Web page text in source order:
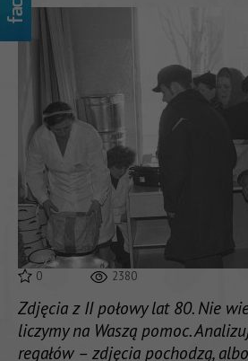
0 2380
Zdjęcia z II połowy lat 80. Nie
liczymy na Waszą pomoc.
regałów – zdjęcia pochodzą,